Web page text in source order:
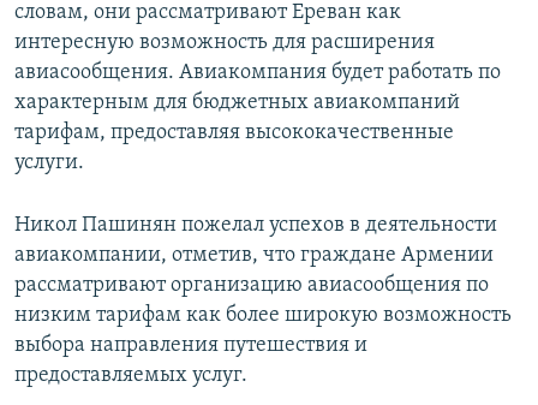
словам, они рассматривают Ереван как
интересную возможность для расширения
авиасообщения. Авиакомпания будет работать по
характерным для бюджетных авиакомпаний
тарифам, предоставляя высококачественные
услуги.
Никол Пашинян пожелал успехов в деятельности
авиакомпании, отметив, что граждане Армении
рассматривают организацию авиасообщения по
низким тарифам как более широкую возможность
выбора направления путешествия и
предоставляемых услуг.